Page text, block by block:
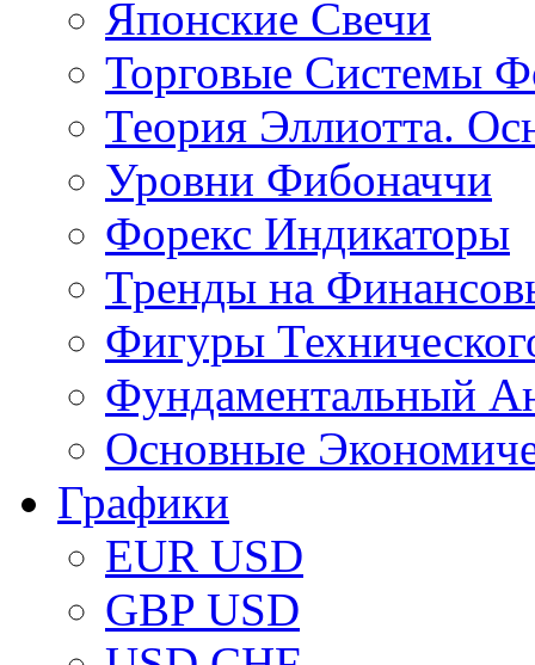
Японские Свечи
Торговые Системы
Теория Эллиотта.
Уровни Фибоначчи
Форекс Индикаторы
Тренды на
Фигуры
Фундаментальный
Основные
Графики
EUR USD
GBP USD